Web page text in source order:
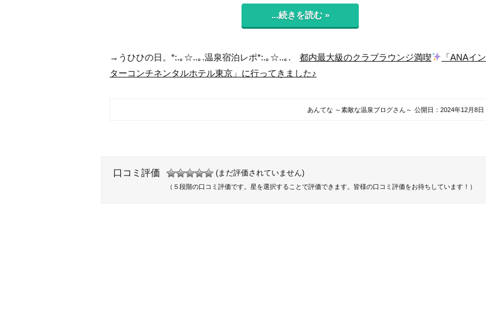
...続きを読む »
→うひひの日。*:.｡☆..｡.温泉宿泊レポ*:.｡☆..｡. 都内最大級のクラブラウンジ満喫
「ANAイン
ターコンチネンタルホテル東京」に行ってきました♪
あんてな ～素敵な温泉ブログさん～ 公開日： 2024年12月8日
口コミ評価 (まだ評価されていません)
（５段階の口コミ評価です。星を選択することで評価できます。皆様の口コミ評価をお待ちしています！）